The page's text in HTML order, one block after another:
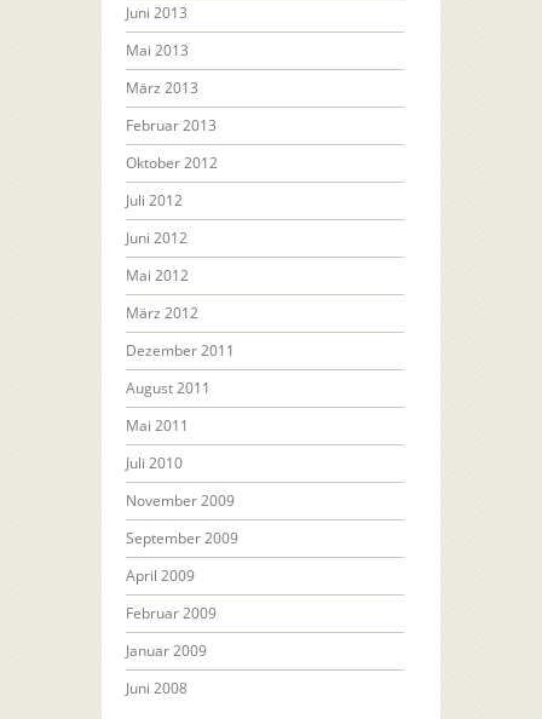
Juni 2013
Mai 2013
März 2013
Februar 2013
Oktober 2012
Juli 2012
Juni 2012
Mai 2012
März 2012
Dezember 2011
August 2011
Mai 2011
Juli 2010
November 2009
September 2009
April 2009
Februar 2009
Januar 2009
Juni 2008